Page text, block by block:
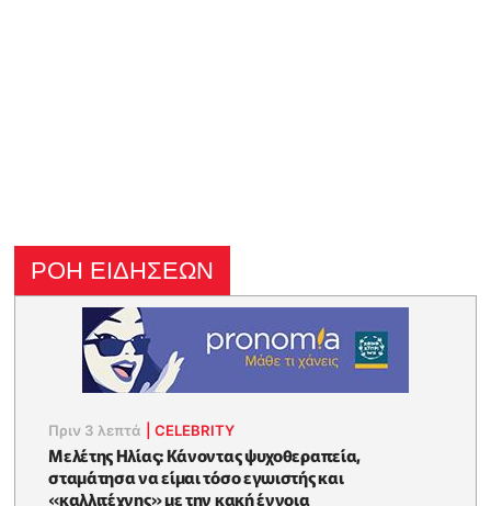
ΡΟΗ ΕΙΔΗΣΕΩΝ
Πριν 3 λεπτά |CELEBRITY
Μελέτης Ηλίας: Κάνοντας ψυχοθεραπεία,
σταμάτησα να είμαι τόσο εγωιστής και
«καλλιτέχνης» με την κακή έννοια